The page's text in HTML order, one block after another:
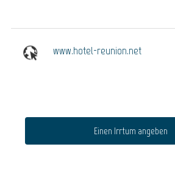
www.hotel-reunion.net
Einen Irrtum angeben